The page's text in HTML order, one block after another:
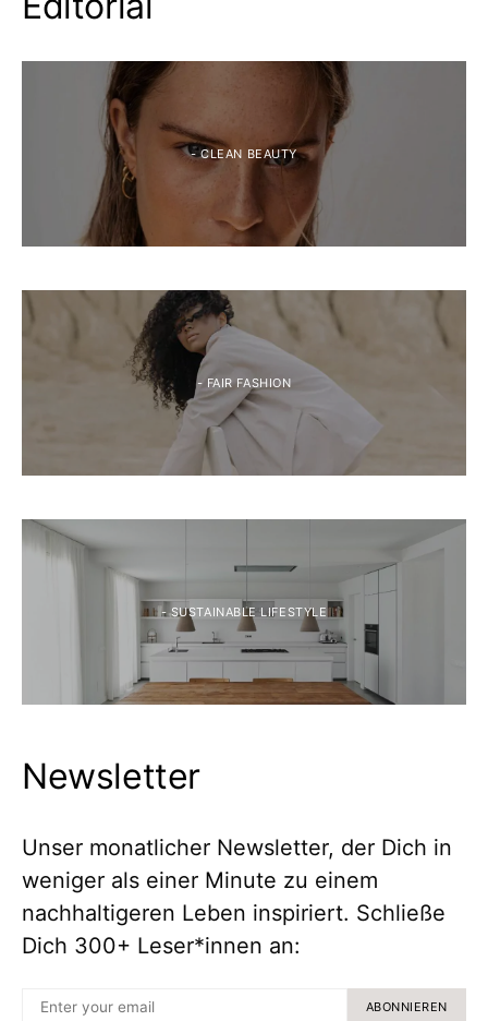
- CLEAN BEAUTY
- FAIR FASHION
- SUSTAINABLE LIFESTYLE
Newsletter
Unser monatlicher Newsletter, der Dich in
weniger als einer Minute zu einem
nachhaltigeren Leben inspiriert. Schließe
Dich 300+ Leser*innen an:
ABONNIEREN